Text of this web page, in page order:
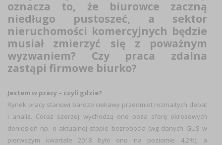
oznacza to, że biurowce zaczną
niedługo pustoszeć, a sektor
nieruchomości komercyjnych będzie
musiał zmierzyć się z poważnym
wyzwaniem? Czy praca zdalna
zastąpi firmowe biurko?
Jestem w pracy – czyli gdzie?
Rynek pracy stanowi bardzo ciekawy przedmiot rozmaitych debat
i analiz. Coraz szerzej wychodzą one poza sferę okresowych
doniesień np. o aktualnej stopie bezrobocia (wg danych GUS w
pierwszym kwartale 2018 było ono na poziomie 4,2%), a